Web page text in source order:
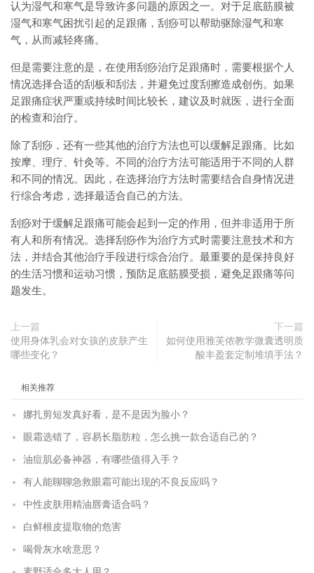
认为湿气和寒气是导致许多问题的原因之一。对于足底筋膜被
湿气和寒气困扰引起的足跟痛，刮痧可以帮助驱除湿气和寒
气，从而减轻疼痛。
但是需要注意的是，在使用刮痧治疗足跟痛时，需要根据个人
情况选择合适的刮板和刮法，并避免过度刮擦造成创伤。如果
足跟痛症状严重或持续时间比较长，建议及时就医，进行全面
的检查和治疗。
除了刮痧，还有一些其他的治疗方法也可以缓解足跟痛。比如
按摩、理疗、针灸等。不同的治疗方法可能适用于不同的人群
和不同的情况。因此，在选择治疗方法时需要结合自身情况进
行综合考虑，选择最适合自己的方法。
刮痧对于缓解足跟痛可能会起到一定的作用，但并非适用于所
有人和所有情况。选择刮痧作为治疗方式时需要注意技术和方
法，并结合其他治疗手段进行综合治疗。最重要的是保持良好
的生活习惯和运动习惯，预防足底筋膜受损，避免足跟痛等问
题发生。
上一篇
使用身体乳会对女孩的皮肤产生
哪些变化？
下一篇
如何使用雅芙侬教学微囊透明质
酸丰盈套定制堆填手法？
相关推荐
娜扎剪短发真好看，是不是因为脸小？
眼霜选错了，容易长脂肪粒，怎么挑一款合适自己的？
油痘肌必备神器，有哪些值得入手？
有人能聊聊急救眼霜可能出现的不良反应吗？
中性皮肤用精油唇膏适合吗？
白鲜根皮提取物的危害
喝骨灰水啥意思？